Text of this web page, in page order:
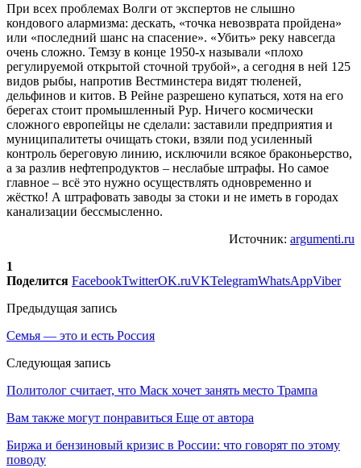
При всех проблемах Волги от экспертов не слышно
кондового алармизма: дескать, «точка невозврата пройдена»
или «последний шанс на спасение». «Убить» реку навсегда
очень сложно. Темзу в конце 1950-х называли «плохо
регулируемой открытой сточной трубой», а сегодня в ней 125
видов рыбы, напротив Вестминстера видят тюленей,
дельфинов и китов. В Рейне разрешено купаться, хотя на его
берегах стоит промышленный Рур. Ничего космически
сложного европейцы не сделали: заставили предприятия и
муниципалитеты очищать стоки, взяли под усиленный
контроль береговую линию, исключили всякое браконьерство,
а за разлив нефтепродуктов – неслабые штрафы. Но самое
главное – всё это нужно осуществлять одновременно и
жёстко! А штрафовать заводы за стоки и не иметь в городах
канализации бессмысленно.
Источник: argumenti.ru
1
Поделится FacebookTwitterOK.ruVKTelegramWhatsAppViber
Предыдущая запись
Семья — это и есть Россия
Следующая запись
Политолог считает, что Маск хочет занять место Трампа
Вам также могут понравиться Еще от автора
Биржа и бензиновый кризис в России: что говорят по этому
поводу